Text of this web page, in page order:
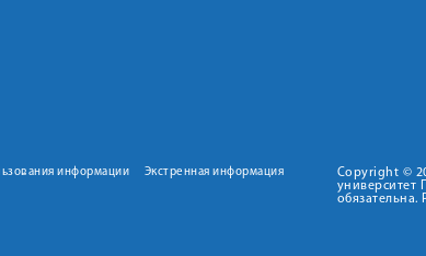
информации Экстренная информация
Copyright ©
университет
обязательна.